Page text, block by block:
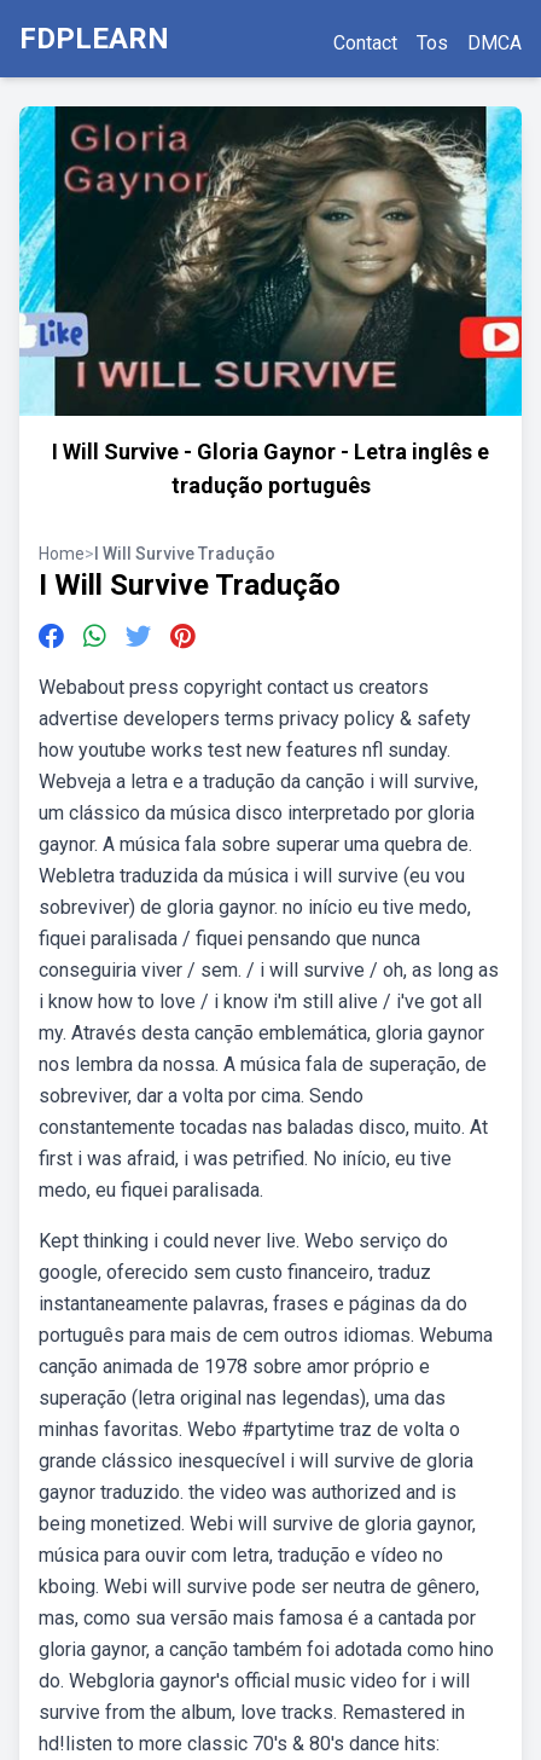
FDPLEARN Contact Tos DMCA
I Will Survive - Gloria Gaynor - Letra inglês e
tradução português
Home> I Will Survive Tradução
I Will Survive Tradução
Webabout press copyright contact us creators
advertise developers terms privacy policy & safety
how youtube works test new features nfl sunday.
Webveja a letra e a tradução da canção i will survive,
um clássico da música disco interpretado por gloria
gaynor. A música fala sobre superar uma quebra de.
Webletra traduzida da música i will survive (eu vou
sobreviver) de gloria gaynor. no início eu tive medo,
fiquei paralisada / fiquei pensando que nunca
conseguiria viver / sem. / i will survive / oh, as long as
i know how to love / i know i'm still alive / i've got all
my. Através desta canção emblemática, gloria gaynor
nos lembra da nossa. A música fala de superação, de
sobreviver, dar a volta por cima. Sendo
constantemente tocadas nas baladas disco, muito. At
first i was afraid, i was petrified. No início, eu tive
medo, eu fiquei paralisada.
Kept thinking i could never live. Webo serviço do
google, oferecido sem custo financeiro, traduz
instantaneamente palavras, frases e páginas da do
português para mais de cem outros idiomas. Webuma
canção animada de 1978 sobre amor próprio e
superação (letra original nas legendas), uma das
minhas favoritas. Webo #partytime traz de volta o
grande clássico inesquecível i will survive de gloria
gaynor traduzido. the video was authorized and is
being monetized. Webi will survive de gloria gaynor,
música para ouvir com letra, tradução e vídeo no
kboing. Webi will survive pode ser neutra de gênero,
mas, como sua versão mais famosa é a cantada por
gloria gaynor, a canção também foi adotada como hino
do. Webgloria gaynor's official music video for i will
survive from the album, love tracks. Remastered in
hd!listen to more classic 70's & 80's dance hits: